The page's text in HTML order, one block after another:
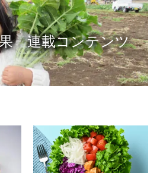
連載コンテンツ